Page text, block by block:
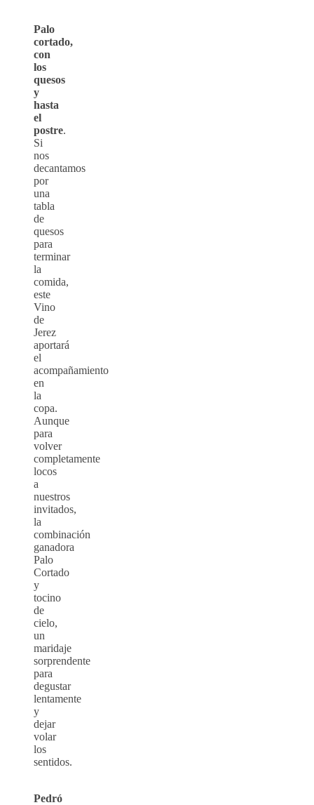
Palo
cortado,
con
los
quesos
y
hasta
el
postre.
Si
nos
decantamos
por
una
tabla
de
quesos
para
terminar
la
comida,
este
Vino
de
Jerez
aportará
el
acompañamiento
en
la
copa.
Aunque
para
volver
completamente
locos
a
nuestros
invitados,
la
combinación
ganadora
Palo
Cortado
y
tocino
de
cielo,
un
maridaje
sorprendente
para
degustar
lentamente
y
dejar
volar
los
sentidos.
Pedró